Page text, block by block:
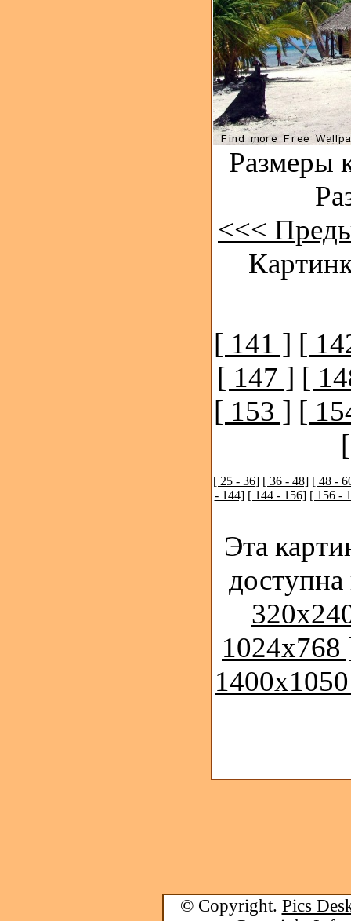
Размеры
<<<
[ 141 ] [
[ 147 ] [
[ 153 ] [
[ 25 - 36] [ 36 - 48] [ 48 -
- 144] [ 144 - 156] [ 156 -
Эта
1024x768
© Copyright. Pics